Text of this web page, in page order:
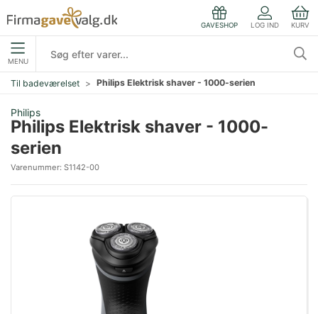
GAVESHOP LOG IND KURV
MENU
Til badeværelset Philips Elektrisk shaver - 1000-serien
Philips
Philips Elektrisk shaver - 1000-
serien
Varenummer: S1142-00